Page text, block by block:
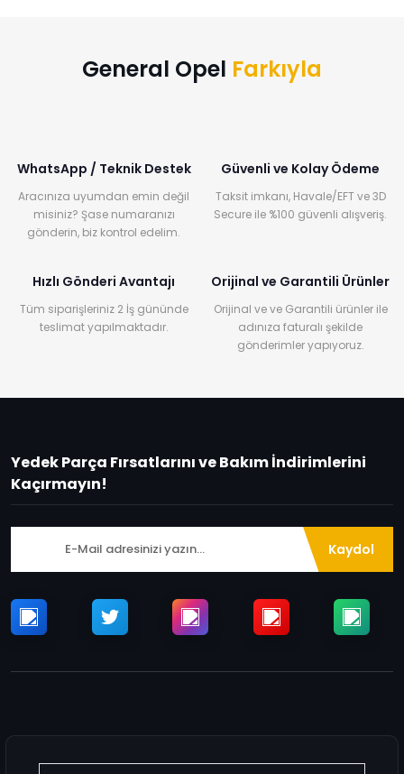
General Opel Farkıyla
WhatsApp / Teknik Destek
Aracınıza uyumdan emin değil
misiniz? Şase numaranızı
gönderin, biz kontrol edelim.
Güvenli ve Kolay Ödeme
Taksit imkanı, Havale/EFT ve 3D
Secure ile %100 güvenli alışveriş.
Hızlı Gönderi Avantajı
Tüm siparişleriniz 2 İş gününde
teslimat yapılmaktadır.
Orijinal ve Garantili Ürünler
Orijinal ve ve Garantili ürünler ile
adınıza faturalı şekilde
gönderimler yapıyoruz.
Yedek Parça Fırsatlarını ve Bakım İndirimlerini
Kaçırmayın!
Kaydol